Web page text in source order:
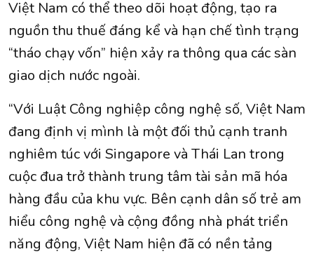
Việt Nam có thể theo dõi hoạt động, tạo ra
nguồn thu thuế đáng kể và hạn chế tình trạng
“tháo chạy vốn” hiện xảy ra thông qua các sàn
giao dịch nước ngoài.
“Với Luật Công nghiệp công nghệ số, Việt Nam
đang định vị mình là một đối thủ cạnh tranh
nghiêm túc với Singapore và Thái Lan trong
cuộc đua trở thành trung tâm tài sản mã hóa
hàng đầu của khu vực. Bên cạnh dân số trẻ am
hiểu công nghệ và cộng đồng nhà phát triển
năng động, Việt Nam hiện đã có nền tảng